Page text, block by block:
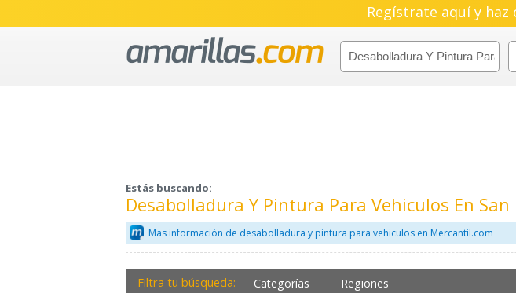
Regístrate aquí y haz
Estás buscando:
Desabolladura Y Pintura Para Vehiculos En
Mas información de desabolladura y pintura para vehiculos en Mercantil.com
Filtra tu búsqueda: Categorías Regiones